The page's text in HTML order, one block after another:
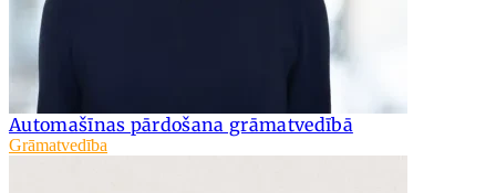
Automašīnas pārdošana grāmatvedībā
Grāmatvedība